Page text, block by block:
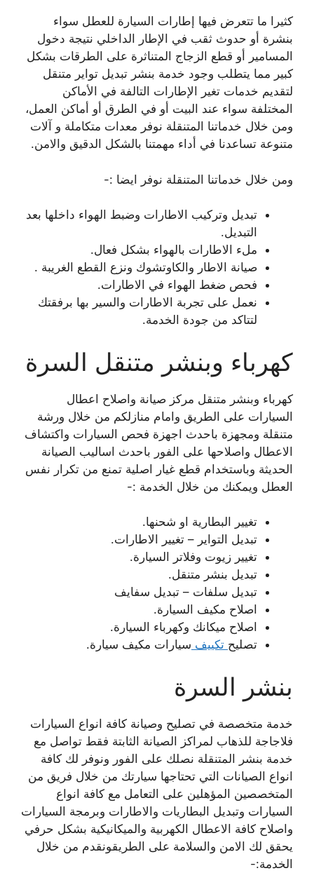
كثيرا ما تتعرض فيها إطارات السيارة للعطل سواء
بنشرة أو حدوث ثقب في الإطار الداخلي نتيجة دخول
المسامير أو قطع الزجاج المتناثرة على الطرقات بشكل
كبير مما يتطلب وجود خدمة بنشر تبديل تواير متنقل
لتقديم خدمات تغير الإطارات التالفة في الأماكن
المختلفة سواء عند البيت أو في الطرق أو أماكن العمل،
ومن خلال خدماتنا المتنقلة نوفر معدات متكاملة و آلات
متنوعة تساعدنا في أداء مهمتنا بالشكل الدقيق والامن.
ومن خلال خدماتنا المتنقلة نوفر ايضا :-
تبديل وتركيب الاطارات وضبط الهواء داخلها بعد
التبديل.
ملء الاطارات بالهواء بشكل فعال.
صيانة الاطار والكاوتشوك ونزع القطع الغريبة .
فحص ضغط الهواء في الاطارات.
نعمل على تجربة الاطارات والسير بها برفقتك
لتتاكد من جودة الخدمة.
كهرباء وبنشر متنقل السرة
كهرباء وبنشر متنقل مركز صيانة واصلاح اعطال
السيارات على الطريق وامام منازلكم من خلال ورشة
متنقلة ومجهزة باحدث اجهزة فحص السيارات واكتشاف
الاعطال واصلاحها على الفور باحدث اساليب الصيانة
الحديثة وباستخدام قطع غيار اصلية تمنع من تكرار نفس
العطل ويمكنك من خلال الخدمة :-
تغيير البطارية او شحنها.
تبديل التواير – تغيير الاطارات.
تغيير زيوت وفلاتر السيارة.
تبديل بنشر متنقل.
تبديل سلفات – تبديل سفايف
اصلاح مكيف السيارة.
اصلاح ميكانك وكهرباء السيارة.
تصليح تكييف سيارات مكيف سيارة.
بنشر السرة
خدمة متخصصة في تصليح وصيانة كافة انواع السيارات
فلاجاجة للذهاب لمراكز الصيانة الثابتة فقط تواصل مع
خدمة بنشر المتنقلة نصلك على الفور ونوفر لك كافة
انواع الصيانات التي تحتاجها سيارتك من خلال فريق من
المتخصصين المؤهلين على التعامل مع كافة انواع
السيارات وتبديل البطاريات والاطارات وبرمجة السيارات
واصلاح كافة الاعطال الكهربية والميكانيكية بشكل حرفي
يحقق لك الامن والسلامة على الطريقونقدم من خلال
الخدمة:-